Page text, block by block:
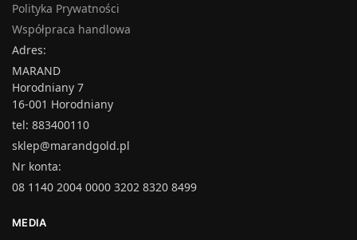
Polityka Prywatności
Współpraca handlowa
Adres:
MARAND
Horodniany 7
16-001 Horodniany
tel: 883400110
sklep@marandgold.pl
Nr konta:
08 1140 2004 0000 3202 8320 8499
MEDIA